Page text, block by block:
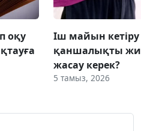
оқу
Іш майын
қаншалықты
жасау керек?
5 тамыз, 2026